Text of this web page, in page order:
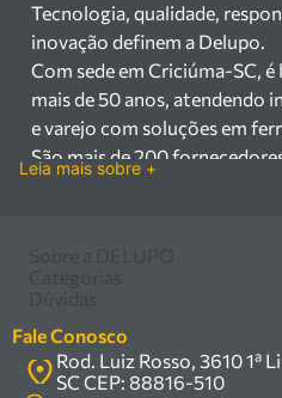
Tecnologia, qualidade,
inovação definem a Delupo.
Com sede em Criciúma-SC,
mais de 50 anos, atendendo
e varejo com soluções em
São mais de 200
equipamentos industriais no
Criciúma – SC, atendemos os
setores industrial e varejista
produtos à pronta entrega.
Leia mais sobre +
Marcas
Política de privacidade
Serra circular
Compressor
Como comprar
Central de ajuda
Troca, devolução e garantia
Fale Conosco
Rod. Luiz Rosso, 3610 1ª
SC CEP: 88816-510